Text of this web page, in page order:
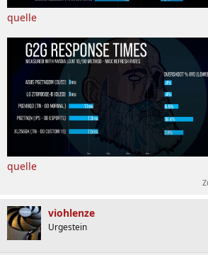
quelle
quelle
viohlenze
Urgestein